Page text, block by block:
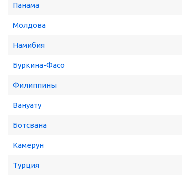
Панама
Молдова
Намибия
Буркина-Фасо
Филиппины
Вануату
Ботсвана
Камерун
Турция